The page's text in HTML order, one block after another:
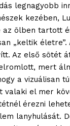
legnagyobb
kezében,
az ölben tartott
„keltik életre”.
Az első sötét
mert
a vizuálisan
valaki el mer
érezni
lanyhulását.